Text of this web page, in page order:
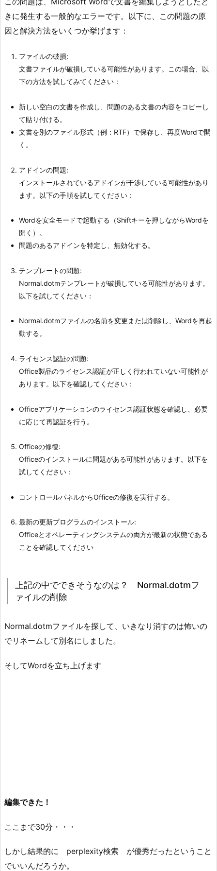
きに発生する一般的なエラーです。以下に、この問題の原
因と解決方法をいくつか挙げます：
ファイルの破損:
文書ファイルが破損している可能性があります。この場合、以
下の方法を試してみてください：
新しい空白の文書を作成し、問題のある文書の内容をコピーし
て貼り付ける。
文書を別のファイル形式（例：RTF）で保存し、再度Wordで開
く 。
アドインの問題:
インストールされているアドインが干渉している可能性があり
ます。以下の手順を試してください：
Wordを安全モードで起動する（Shiftキーを押しながらWordを
開く）
。
問題のあるアドインを特定し、無効化する。
テンプレートの問題:
Normal.dotmテンプレートが破損している可能性があります。
以下を試してください：
Normal.dotmファイルの名前を変更または削除し、Wordを再起
動する。
ライセンス認証の問題:
Office製品のライセンス認証が正しく行われていない可能性が
あります。以下を確認してください：
Officeアプリケーションのライセンス認証状態を確認し、必要
に応じて再認証を行う 。
Officeの修復:
Officeのインストールに問題がある可能性があります。以下を
試してください：
コントロールパネルからOfficeの修復を実行する。
最新の更新プログラムのインストール:
Officeとオペレーティングシステムの両方が最新の状態である
ことを確認してください
上記の中でできそうなのは？ Normal.dotmフ
ァイルの削除
Normal.dotmファイルを探して、いきなり消すのは怖いの
でリネームして別名にしました。
そしてWordを立ち上げます
編集できた！
ここまで30分・・・
しかし結果的に perplexity検索 が優秀だったということ
でいいんだろうか。